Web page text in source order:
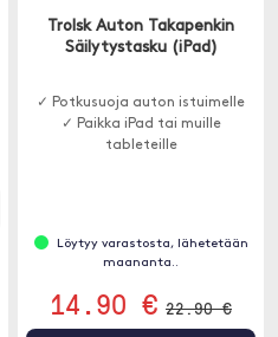
Trolsk Auton Takapenkin
Säilytystasku (iPad)
✓ Potkusuoja auton istuimelle
✓ Paikka iPad tai muille
tableteille
Löytyy varastosta, lähetetään
maananta..
14.90 € 22.90 €